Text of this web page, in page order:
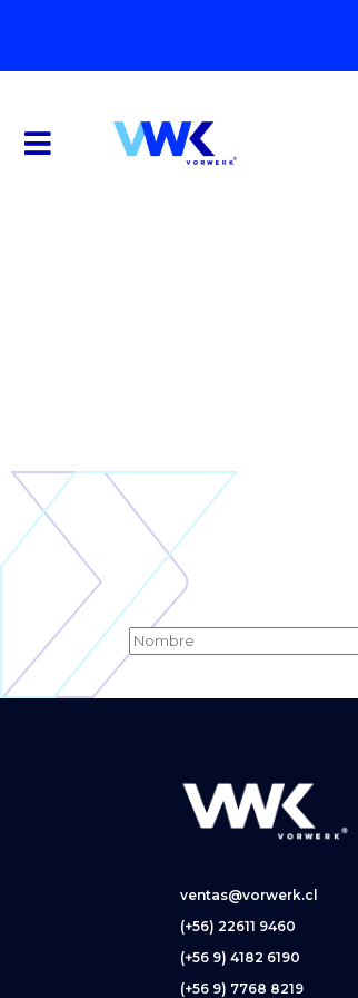
ventas@vorwerk.cl
(+56) 22611 9460
(+56 9) 4182 6190
(+56 9) 7768 8219